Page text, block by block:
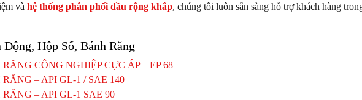
và hệ thống phân phối dầu rộng khắp, chúng tôi luôn sẵn sàng hỗ trợ khách hàng
Động, Hộp Số, Bánh Răng
CÔNG NGHIỆP CỰC ÁP – EP 68
– API GL-1 / SAE 140
– API GL-1 SAE 90